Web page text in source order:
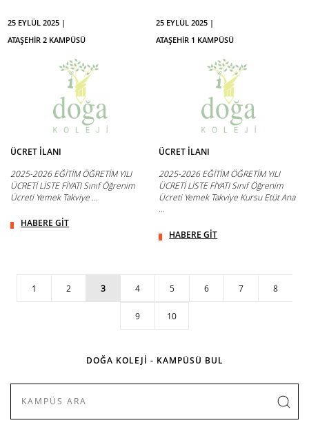
25 EYLÜL 2025 |
ATAŞEHİR 2 KAMPÜSÜ
ÜCRET İLANI
2025-2026 EĞİTİM ÖĞRETİM YILI
ÜCRETİ LİSTE FİYATI Sınıf Öğrenim
Ücreti Yemek Takviye ...
HABERE GİT
25 EYLÜL 2025 |
ATAŞEHİR 1 KAMPÜSÜ
ÜCRET İLANI
2025-2026 EĞİTİM ÖĞRETİM YILI
ÜCRETİ LİSTE FİYATI Sınıf Öğrenim
Ücreti Yemek Takviye Kursu Etüt Ana
...
HABERE GİT
1 2 3 4 5 6 7 8
9 10
DOĞA KOLEJİ - KAMPÜSÜ BUL